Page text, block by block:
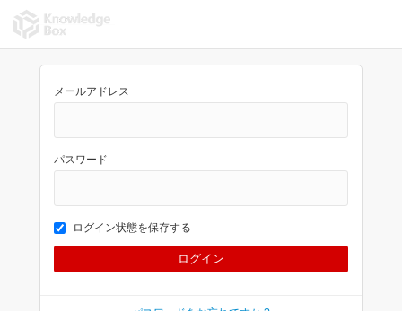
メールアドレス
パスワード
ログイン状態を保存する